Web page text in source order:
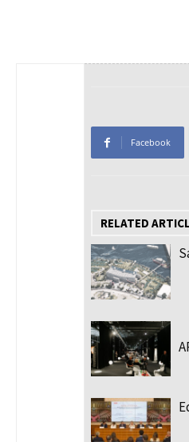
Facebook
RELATED